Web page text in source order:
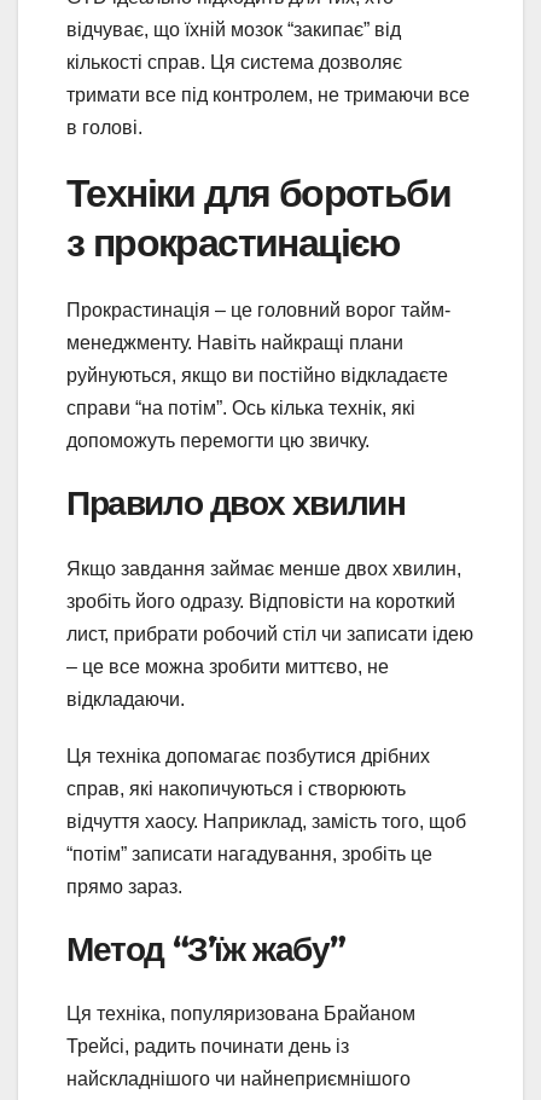
відчуває, що їхній мозок “закипає” від
кількості справ. Ця система дозволяє
тримати все під контролем, не тримаючи все
в голові.
Техніки для боротьби
з прокрастинацією
Прокрастинація – це головний ворог тайм-
менеджменту. Навіть найкращі плани
руйнуються, якщо ви постійно відкладаєте
справи “на потім”. Ось кілька технік, які
допоможуть перемогти цю звичку.
Правило двох хвилин
Якщо завдання займає менше двох хвилин,
зробіть його одразу. Відповісти на короткий
лист, прибрати робочий стіл чи записати ідею
– це все можна зробити миттєво, не
відкладаючи.
Ця техніка допомагає позбутися дрібних
справ, які накопичуються і створюють
відчуття хаосу. Наприклад, замість того, щоб
“потім” записати нагадування, зробіть це
прямо зараз.
Метод “З’їж жабу”
Ця техніка, популяризована Брайаном
Трейсі, радить починати день із
найскладнішого чи найнеприємнішого